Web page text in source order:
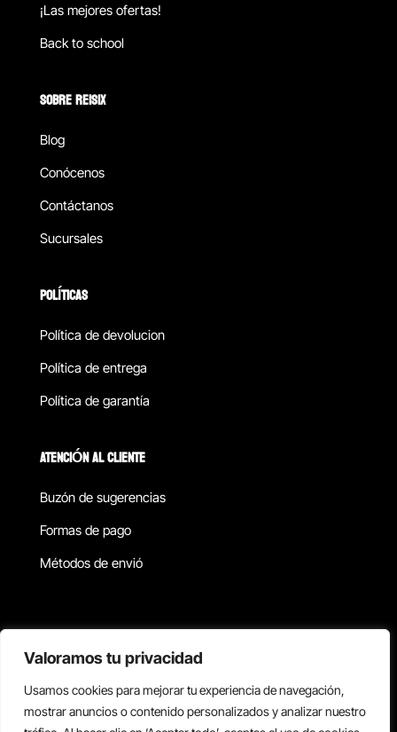
Valoramos tu privacidad
Usamos cookies para mejorar tu experiencia de navegación,
mostrar anuncios o contenido personalizados y analizar nuestro
¡Las mejores ofertas!
Back to school
SOBRE REISIX
Blog
Conócenos
Contáctanos
Sucursales
POLÍTICAS
Política de devolucion
Política de entrega
Política de garantía
ATENCIÓN AL CLIENTE
Buzón de sugerencias
Formas de pago
Métodos de envió
Copyright © 2026 Reisix. Todos los derechos reservados.